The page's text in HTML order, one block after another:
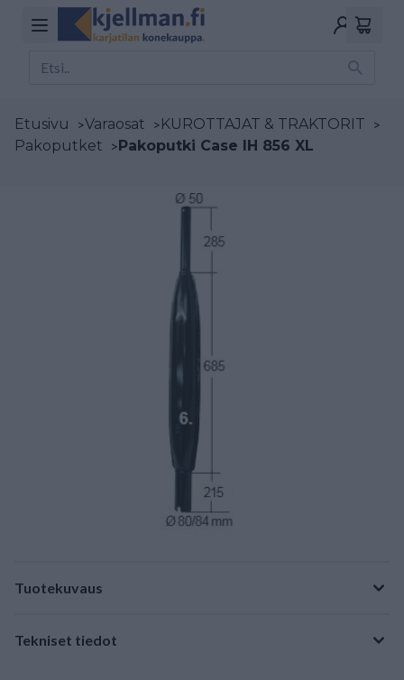
Etusivu >Varaosat >KUROTTAJAT & TRAKTORIT >
Pakoputket >Pakoputki Case IH 856 XL
Tuotekuvaus
Tekniset tiedot